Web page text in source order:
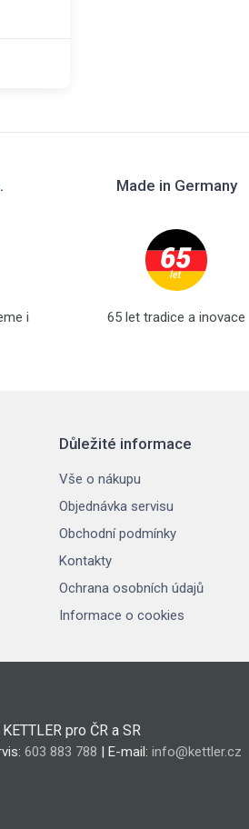
i
Made in Germany
65 let tradice a inovace
Důležité informace
Vše o nákupu
Objednávka servisu
Obchodní podmínky
Kontakty
Ochrana osobních údajů
Informace o cookies
pro ČR a SR
603 883 788 | E-mail: info@kettler.cz